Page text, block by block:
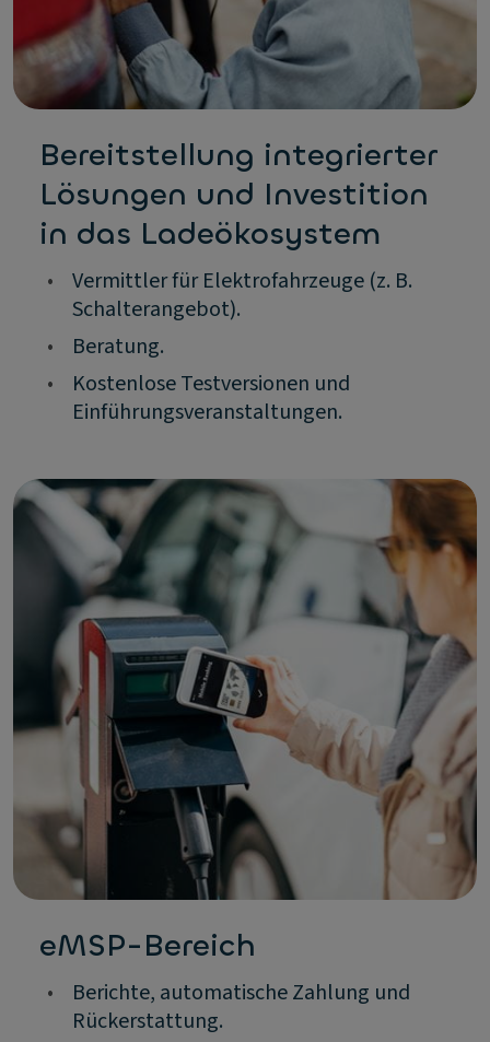
Bereitstellung integrierter
Lösungen und Investition
in das Ladeökosystem
•
Vermittler für Elektrofahrzeuge (z. B.
Schalterangebot).
•
Beratung.
•
Kostenlose Testversionen und
Einführungsveranstaltungen.
eMSP-Bereich
•
Berichte, automatische Zahlung und
Rückerstattung.